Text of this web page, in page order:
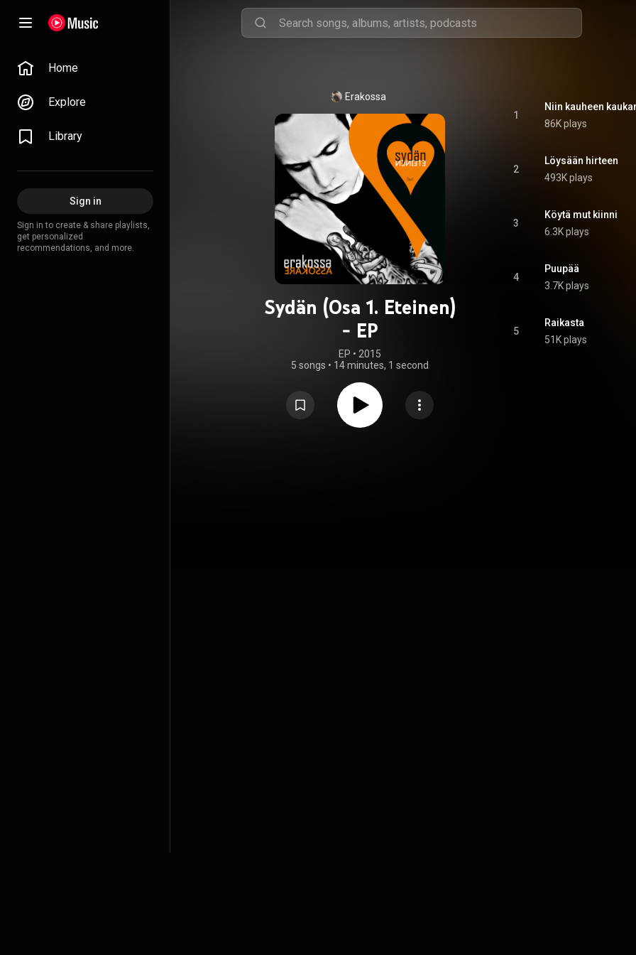
Home
Explore
Library
Sign in
Sign in to create & share playlists,
get personalized
recommendations, and more.
Erakossa
Sydän (Osa 1. Eteinen)
- EP
EP • 2015
5 songs • 14 minutes, 1 second
1
Niin kauheen
86K plays
2
Löysään hirteen
493K plays
3
Köytä mut kiinni
6.3K plays
4
Puupää
3.7K plays
5
Raikasta
51K plays